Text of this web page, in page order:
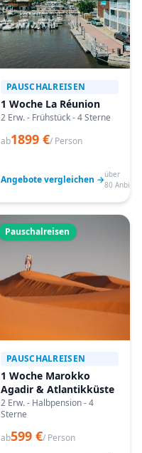
PAUSCHALREISEN
1 Woche La Réunion
2 Erw. - Frühstück - 4 Sterne
ab1899 €/ Person
Angebote vergleichen →über
80
Pauschalreisen
PAUSCHALREISEN
1 Woche Marokko
Agadir & Atlantikküste
2 Erw. - Halbpension - 4
Sterne
ab599 €/ Person